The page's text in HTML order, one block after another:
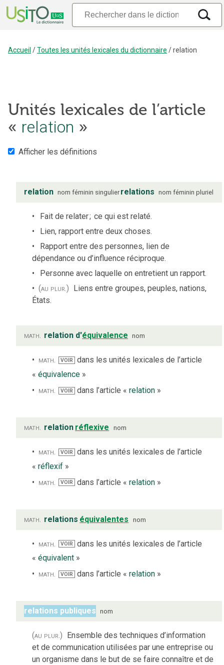
Accueil /Toutes les unités lexicales du dictionnaire /relation
Unités lexicales de l’article
« relation »
Afficher les définitions
relation nom féminin singulier relations nom féminin pluriel
Fait de relater; ce qui est relaté.
Lien, rapport entre deux choses.
Rapport entre des personnes, lien de
dépendance ou d’influence réciproque.
Personne avec laquelle on entretient un rapport.
(au plur.) Liens entre groupes, peuples, nations,
États.
math. relation d'équivalence nom
math. VOIR dans les unités lexicales de l’article
« équivalence »
math.
VOIR dans l’article « relation»
math. relation réflexive nom
math. VOIR dans les unités lexicales de l’article
« réflexif »
math.
VOIR dans l’article « relation»
math. relations équivalentes nom
math. VOIR
dans les unités lexicales de l’article
« équivalent »
math.
VOIR dans l’article « relation»
relations publiques nom
(au plur.)
Ensemble des techniques d’information
et de communication utilisées par une entreprise ou
un organisme dans le but de se faire connaître et de